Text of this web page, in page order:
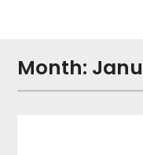
Month: